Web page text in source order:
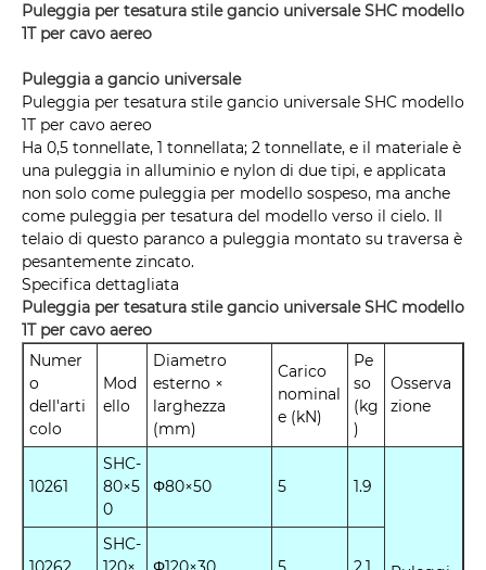
Puleggia per tesatura stile gancio universale SHC modello
1T per cavo aereo
Puleggia a gancio universale
Puleggia per tesatura stile gancio universale SHC modello
1T per cavo aereo
Ha 0,5 tonnellate, 1 tonnellata; 2 tonnellate, e il materiale è
una puleggia in alluminio e nylon di due tipi, e applicata
non solo come puleggia per modello sospeso, ma anche
come puleggia per tesatura del modello verso il cielo. Il
telaio di questo paranco a puleggia montato su traversa è
pesantemente zincato.
Specifica dettagliata
Puleggia per tesatura stile gancio universale SHC modello
1T per cavo aereo
Numer
o
dell'arti
colo
Mod
ello
Diametro
esterno ×
larghezza
(mm)
Carico
nominal
e (kN)
Pe
so
(kg
)
Osserva
zione
10261
SHC-
80×5
0
Φ80×50 5 1.9
SHC-